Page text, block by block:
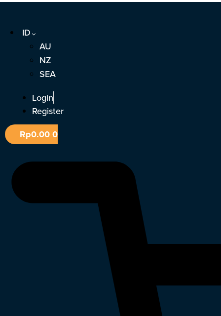
Lewati
konten
ID
AU
NZ
SEA
Login
Register
Rp0.000